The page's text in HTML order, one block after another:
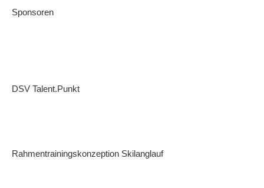
Sponsoren
DSV Talent.Punkt
Rahmentrainingskonzeption Skilanglauf